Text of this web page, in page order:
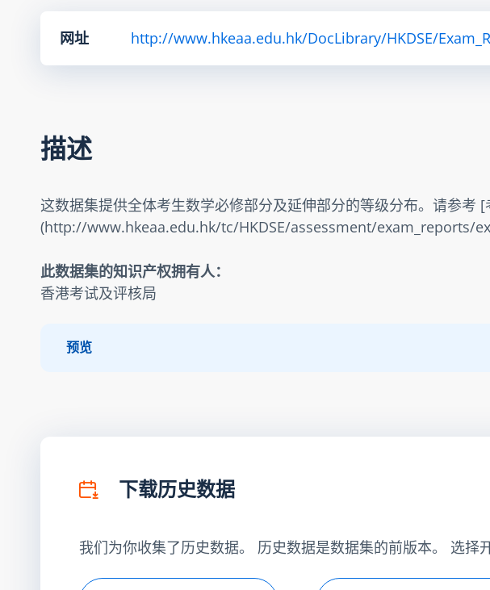
网址 http://www.hkeaa.edu.hk/DocLibrary/HKDSE/
描述
这数据集提供全体考生数学必修部分及延伸部分的等级分布。请参考
(http://www.hkeaa.edu.hk/tc/HKDSE/assessment/exam_reports/
此数据集的知识产权拥有人：
香港考试及评核局
预览
下载历史数据
我们为你收集了历史数据。 历史数据是数据集的前版本。 选